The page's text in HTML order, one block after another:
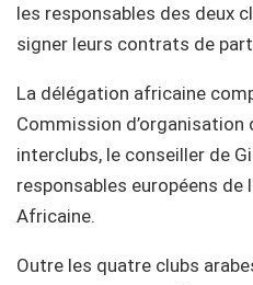
les responsables des deux
signer leurs contrats de
La délégation africaine
Commission
interclubs, le conseiller de
responsables européens de
Africaine.
Outre les quatre clubs